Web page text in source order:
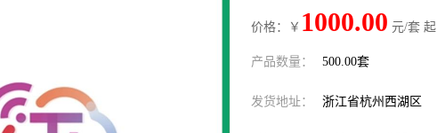
价格：￥ 1000.00 元/套 起
产品数量： 500.00套
发货地址： 浙江省杭州西湖区